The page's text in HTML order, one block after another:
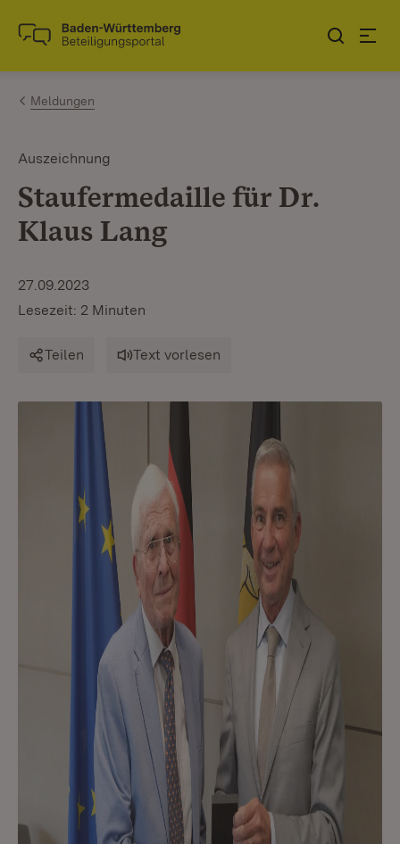
Zum Inhalt springen
Link zur Startseite
Meldungen
Auszeichnung
Staufermedaille für Dr.
Klaus Lang
27.09.2023
Lesezeit: 2 Minuten
Teilen Text vorlesen